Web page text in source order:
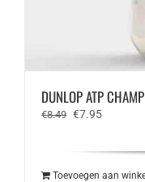
DUNLOP ATP
€8.49 Oorspronkelijke
€7.95Huidige
Toevoegen aan